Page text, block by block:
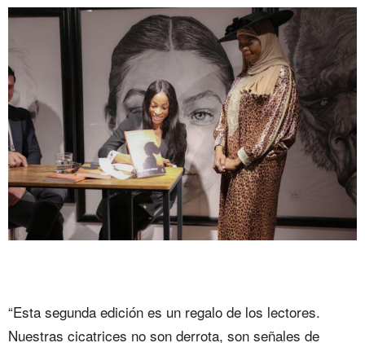
“Esta segunda edición es un regalo de los lectores.
Nuestras cicatrices no son derrota, son señales de